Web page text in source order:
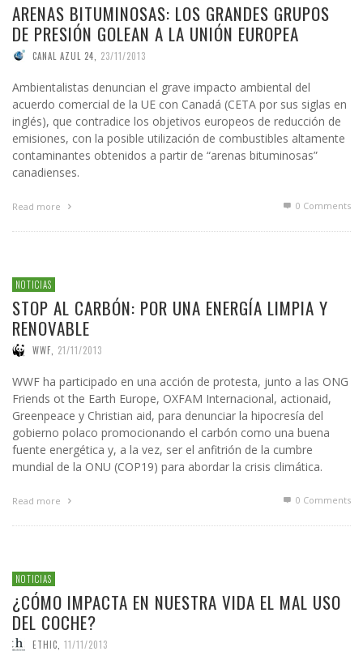
ARENAS BITUMINOSAS: LOS GRANDES GRUPOS
DE PRESIÓN GOLEAN A LA UNIÓN EUROPEA
CANAL AZUL 24 23/11/2013
Ambientalistas denuncian el grave impacto ambiental del
acuerdo comercial de la UE con Canadá (CETA por sus siglas en
inglés), que contradice los objetivos europeos de reducción de
emisiones, con la posible utilización de combustibles altamente
contaminantes obtenidos a partir de “arenas bituminosas”
canadienses.
Read more 0 Comments
NOTICIAS
STOP AL CARBÓN: POR UNA ENERGÍA LIMPIA Y
RENOVABLE
WWF 21/11/2013
WWF ha participado en una acción de protesta, junto a las ONG
Friends ot the Earth Europe, OXFAM Internacional, actionaid,
Greenpeace y Christian aid, para denunciar la hipocresía del
gobierno polaco promocionando el carbón como una buena
fuente energética y, a la vez, ser el anfitrión de la cumbre
mundial de la ONU (COP19) para abordar la crisis climática.
Read more 0 Comments
NOTICIAS
¿CÓMO IMPACTA EN NUESTRA VIDA EL MAL USO
DEL COCHE?
ETHIC 11/11/2013